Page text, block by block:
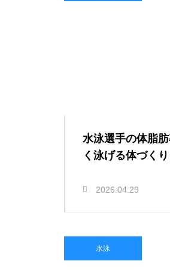
水泳選手の体脂
く泳げる体づく
2026.04.29
水泳